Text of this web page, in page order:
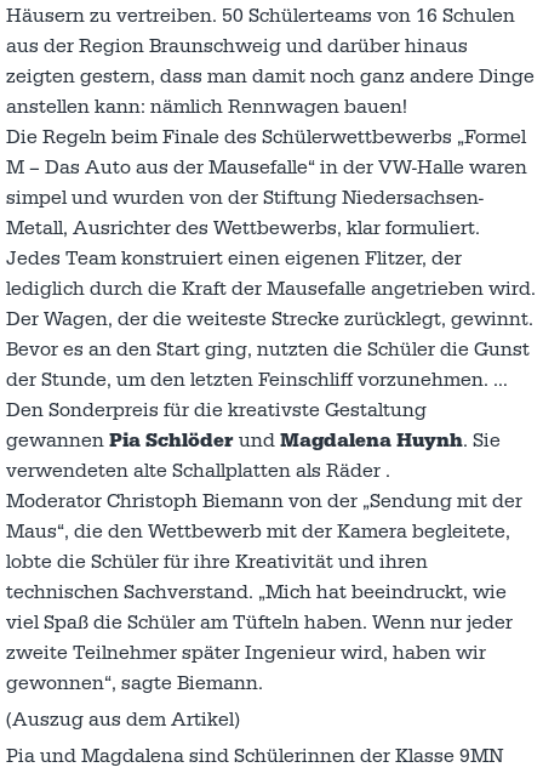
Häusern zu vertreiben. 50 Schülerteams von 16 Schulen
aus der Region Braunschweig und darüber hinaus
zeigten gestern, dass man damit noch ganz andere Dinge
anstellen kann: nämlich Rennwagen bauen!
Die Regeln beim Finale des Schülerwettbewerbs „Formel
M – Das Auto aus der Mausefalle“ in der VW-Halle waren
simpel und wurden von der Stiftung Niedersachsen-
Metall, Ausrichter des Wettbewerbs, klar formuliert.
Jedes Team konstruiert einen eigenen Flitzer, der
lediglich durch die Kraft der Mausefalle angetrieben wird.
Der Wagen, der die weiteste Strecke zurücklegt, gewinnt.
Bevor es an den Start ging, nutzten die Schüler die Gunst
der Stunde, um den letzten Feinschliff vorzunehmen. …
Den Sonderpreis für die kreativste Gestaltung
gewannen Pia Schlöder und Magdalena Huynh. Sie
verwendeten alte Schallplatten als Räder .
Moderator Christoph Biemann von der „Sendung mit der
Maus“, die den Wettbewerb mit der Kamera begleitete,
lobte die Schüler für ihre Kreativität und ihren
technischen Sachverstand. „Mich hat beeindruckt, wie
viel Spaß die Schüler am Tüfteln haben. Wenn nur jeder
zweite Teilnehmer später Ingenieur wird, haben wir
gewonnen“, sagte Biemann.
(Auszug aus dem Artikel)
Pia und Magdalena sind Schülerinnen der Klasse 9MN